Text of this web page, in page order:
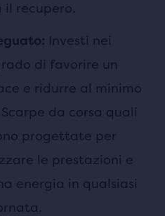
recupero.
Investi nei
di favorire un
e ridurre al minimo
Scarpe da corsa quali
progettate per
le prestazioni e
energia in qualsiasi